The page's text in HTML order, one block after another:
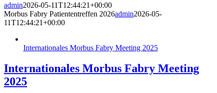
admin2026-05-11T12:44:21+00:00
Morbus Fabry Patiententreffen 2026admin2026-05-
11T12:44:21+00:00
Internationales Morbus Fabry Meeting 2025
Internationales Morbus Fabry Meeting
2025